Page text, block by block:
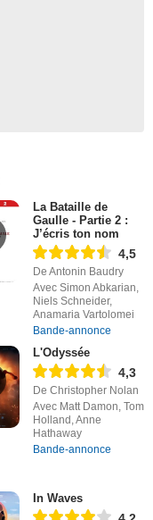
La Bataille de
Gaulle - Partie 2 :
J’écris ton nom
4,5
De Antonin Baudry
Avec Simon Abkarian,
Niels Schneider,
Anamaria Vartolomei
Bande-annonce
L'Odyssée
4,3
De Christopher Nolan
Avec Matt Damon, Tom
Holland, Anne
Hathaway
Bande-annonce
In Waves